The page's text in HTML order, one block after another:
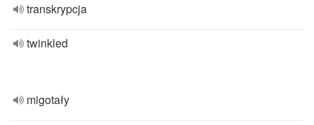
transkrypcja
twinkled
migotały